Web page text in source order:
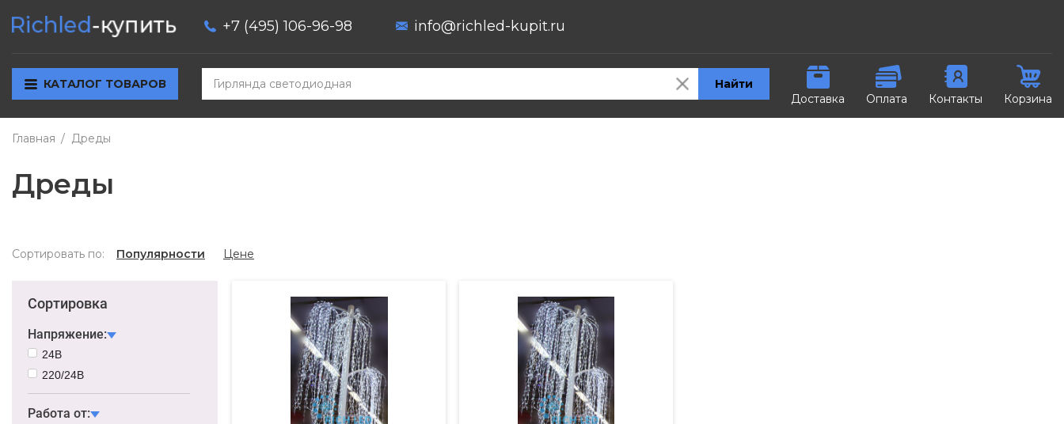
+7 (495) 106-96-98 info@richled-kupit.ru
КАТАЛОГ ТОВАРОВ
Найти
Доставка
Оплата Контакты Корзина
Главная Дреды
Дреды
Сортировать по: Популярности Цене
Сортировка
Напряжение:
24В
220/24В
Работа от: